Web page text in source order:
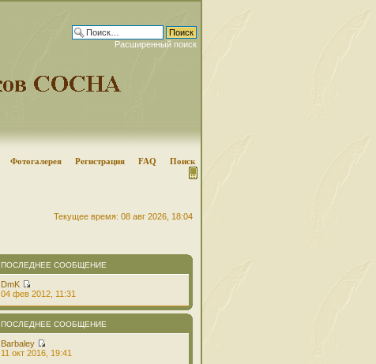
Расширенный поиск
Фотогалерея Регистрация FAQ Поиск
Текущее время: 08 авг 2026, 18:04
ПОСЛЕДНЕЕ СООБЩЕНИЕ
DmK
04 фев 2012, 11:31
ПОСЛЕДНЕЕ СООБЩЕНИЕ
Barbaley
11 окт 2016, 19:41